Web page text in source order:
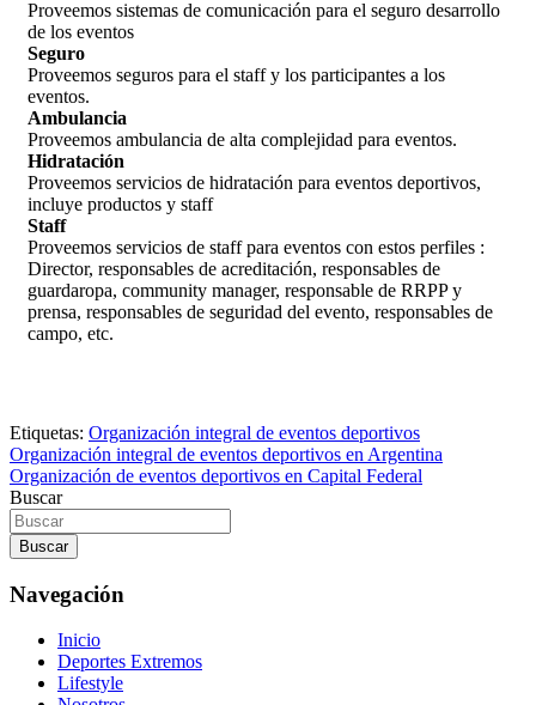
Proveemos sistemas de comunicación para el seguro desarrollo
de los eventos
Seguro
Proveemos seguros para el staff y los participantes a los
eventos.
Ambulancia
Proveemos ambulancia de alta complejidad para eventos.
Hidratación
Proveemos servicios de hidratación para eventos deportivos,
incluye productos y staff
Staff
Proveemos servicios de staff para eventos con estos perfiles :
Director, responsables de acreditación, responsables de
guardaropa, community manager, responsable de RRPP y
prensa, responsables de seguridad del evento, responsables de
campo, etc.
Etiquetas: Organización integral de eventos deportivos
Navegación
de
entradas
Organización integral de eventos deportivos en Argentina
Organización de eventos deportivos en Capital Federal
Buscar
Buscar
Navegación
Inicio
Deportes Extremos
Lifestyle